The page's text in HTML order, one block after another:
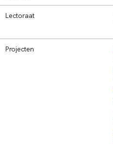
Lectoraat
Projecten